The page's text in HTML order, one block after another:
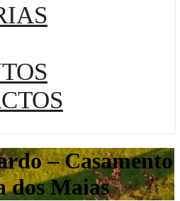
– Casamento
dos Maias